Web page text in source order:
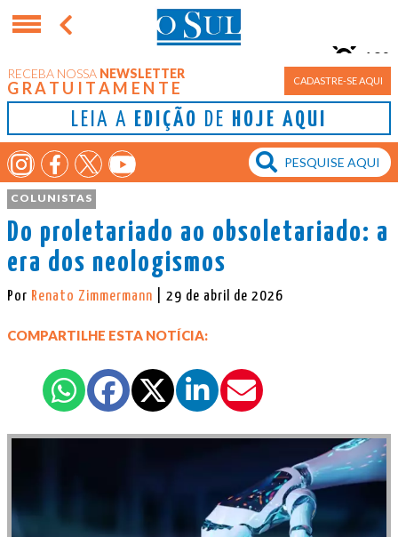
RECEBA NOSSA NEWSLETTER
GRATUITAMENTE CADASTRE-SE AQUI
LEIA A EDIÇÃO DE HOJE AQUI
Porto Alegre
10°
COLUNISTAS
Do proletariado ao obsoletariado: a
era dos neologismos
Por Renato Zimmermann | 29 de abril de 2026
COMPARTILHE ESTA NOTÍCIA: